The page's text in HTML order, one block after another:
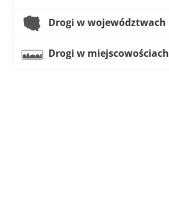
Drogi w województwach
Drogi w miejscowościach